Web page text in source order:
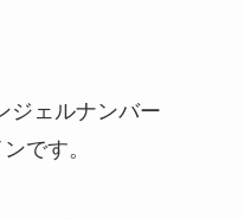
ジェルナンバー
です。